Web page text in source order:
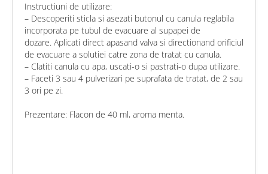
Instructiuni de utilizare:
– Descoperiti sticla si asezati butonul cu canula reglabila
incorporata pe tubul de evacuare al supapei de
dozare. Aplicati direct apasand valva si directionand orificiul
de evacuare a solutiei catre zona de tratat cu canula.
– Clatiti canula cu apa, uscati-o si pastrati-o dupa utilizare.
– Faceti 3 sau 4 pulverizari pe suprafata de tratat, de 2 sau
3 ori pe zi.
Prezentare: Flacon de 40 ml, aroma menta.